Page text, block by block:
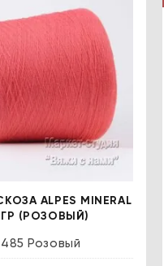
ALPES MINERAL
(РОЗОВЫЙ)
Розовый